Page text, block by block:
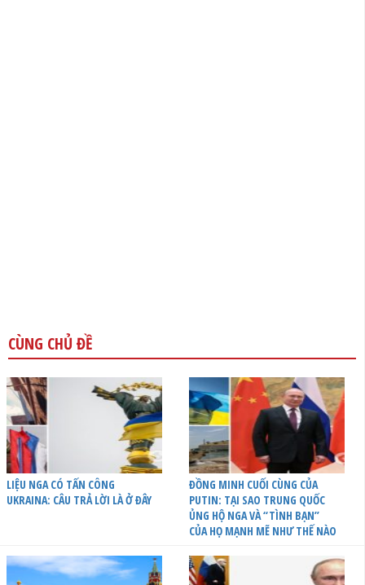
CÙNG CHỦ ĐỀ
LIỆU NGA CÓ TẤN CÔNG
UKRAINA: CÂU TRẢ LỜI LÀ Ở ĐÂY
ĐỒNG MINH CUỐI CÙNG CỦA
PUTIN: TẠI SAO TRUNG QUỐC
ỦNG HỘ NGA VÀ “TÌNH BẠN”
CỦA HỌ MẠNH MẼ NHƯ THẾ NÀO